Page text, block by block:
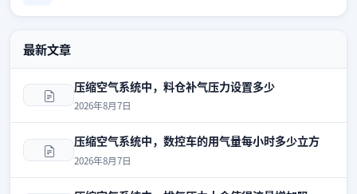
最新文章
压缩空气系统中，料仓补气压力设置多少
2026年8月7日
压缩空气系统中，数控车的用气量每小时多少立方
2026年8月7日